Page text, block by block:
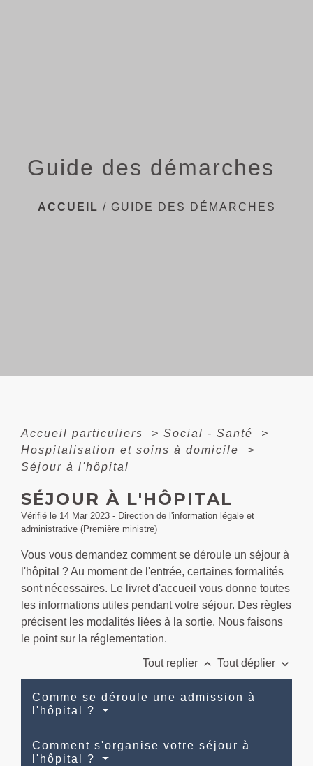
Guide des démarches
ACCUEIL / GUIDE DES DÉMARCHES
Accueil particuliers > Social - Santé
>
Hospitalisation et soins à domicile
>
Séjour à l'hôpital
SÉJOUR À L'HÔPITAL
Vérifié le 14 Mar 2023 - Direction de l'information légale et
administrative (Première ministre)
Vous vous demandez comment se déroule un séjour à
l'hôpital ? Au moment de l'entrée, certaines formalités
sont nécessaires. Le livret d'accueil vous donne toutes
les informations utiles pendant votre séjour. Des règles
précisent les modalités liées à la sortie. Nous faisons
le point sur la réglementation.
Tout replier keyboard_arrow_up Tout déplier keyboard_arrow_down
Comme se déroule une admission à
l'hôpital ?
Comment s'organise votre séjour à
l'hôpital ?